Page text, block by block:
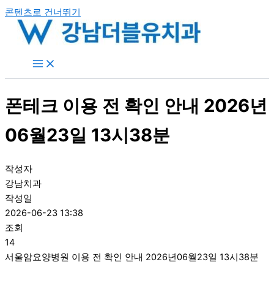
콘텐츠로 건너뛰기
폰테크 이용 전 확인 안내 2026년
06월23일 13시38분
작성자
강남치과
작성일
2026-06-23 13:38
조회
14
서울암요양병원 이용 전 확인 안내 2026년06월23일 13시38분